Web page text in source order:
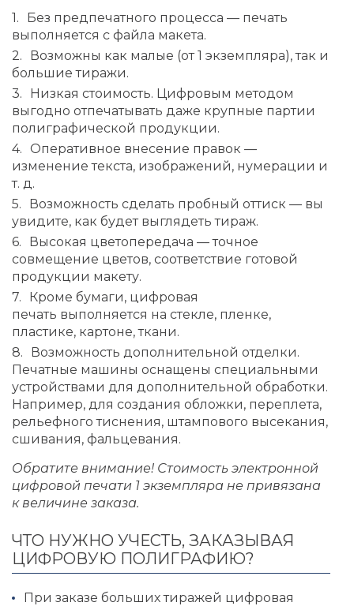
Без предпечатного процесса — печать
выполняется с файла макета.
Возможны как малые (от 1 экземпляра), так и
большие тиражи.
Низкая стоимость. Цифровым методом
выгодно отпечатывать даже крупные партии
полиграфической продукции.
Оперативное внесение правок —
изменение текста, изображений, нумерации и
т. д.
Возможность сделать пробный оттиск — вы
увидите, как будет выглядеть тираж.
Высокая цветопередача — точное
совмещение цветов, соответствие готовой
продукции макету.
Кроме бумаги, цифровая
печать выполняется на стекле, пленке,
пластике, картоне, ткани.
Возможность дополнительной отделки.
Печатные машины оснащены специальными
устройствами для дополнительной обработки.
Например, для создания обложки, переплета,
рельефного тиснения, штампового высекания,
сшивания, фальцевания.
Обратите внимание! Стоимость электронной
цифровой печати 1 экземпляра не привязана
к величине заказа.
ЧТО НУЖНО УЧЕСТЬ, ЗАКАЗЫВАЯ
ЦИФРОВУЮ ПОЛИГРАФИЮ?
При заказе больших тиражей цифровая